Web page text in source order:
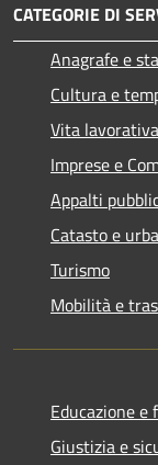
CATEGORIE DI
Anagrafe e
Cultura e
Vita lavorativa
Imprese e
Appalti
Catasto e
Turismo
Mobilità e
Educazione e
Giustizia e